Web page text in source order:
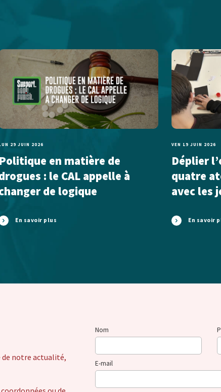
29 JUIN 2026
Politique en matière de
: le CAL appelle à
de logique
En savoir plus
VEN 19 JUIN 2026
Déplier
quatre
avec les
En savoir
notre actualité,
Nom
E-mail